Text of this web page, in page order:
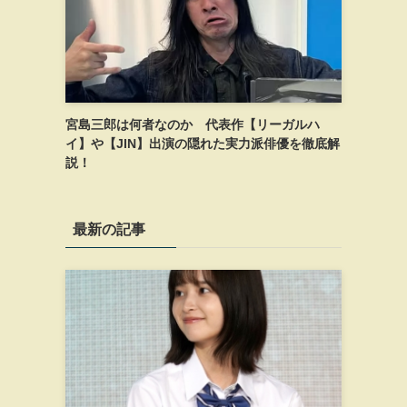
宮島三郎は何者なのか 代表作【リーガルハ
イ】や【JIN】出演の隠れた実力派俳優を徹底解
説！
最新の記事